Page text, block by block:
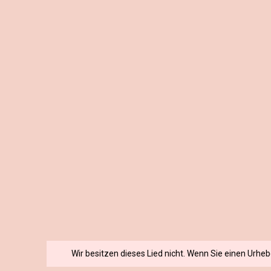
Wir besitzen dieses Lied nicht. Wenn Sie einen